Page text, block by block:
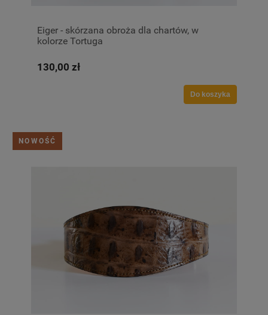
Eiger - skórzana obroża dla chartów, w
kolorze Tortuga
130,00 zł
Do koszyka
NOWOŚĆ